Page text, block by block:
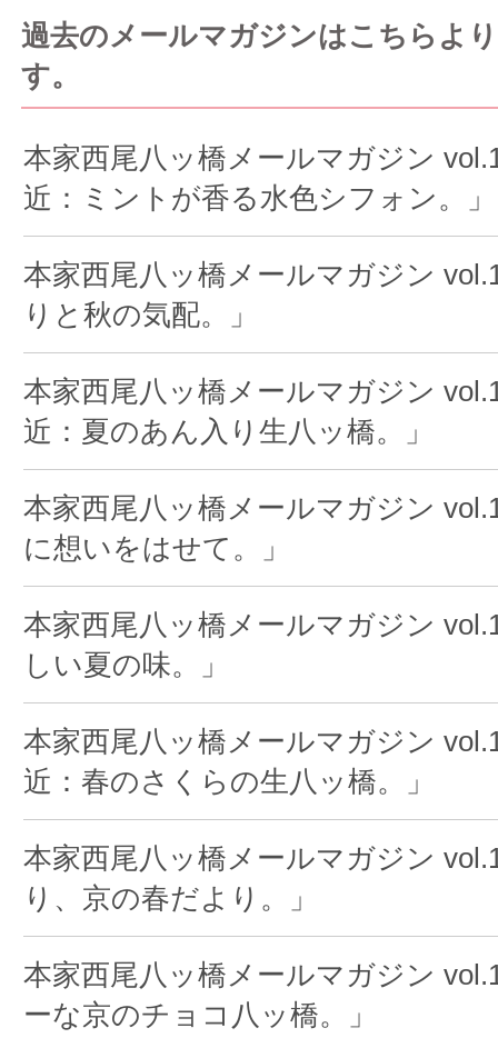
過去のメールマガジンはこちらよ
す。
本家西尾八ッ橋メールマガジン
近：ミントが香る水色シフォン。」
本家西尾八ッ橋メールマガジン
りと秋の気配。」
本家西尾八ッ橋メールマガジン
近：夏のあん入り生八ッ橋。」
本家西尾八ッ橋メールマガジン
に想いをはせて。」
本家西尾八ッ橋メールマガジン
しい夏の味。」
本家西尾八ッ橋メールマガジン
近：春のさくらの生八ッ橋。」
本家西尾八ッ橋メールマガジン
り、京の春だより。」
本家西尾八ッ橋メールマガジン
ーな京のチョコ八ッ橋。」